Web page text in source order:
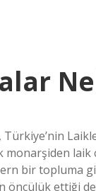
monarşiden
bir topluma
öncülük ettiği